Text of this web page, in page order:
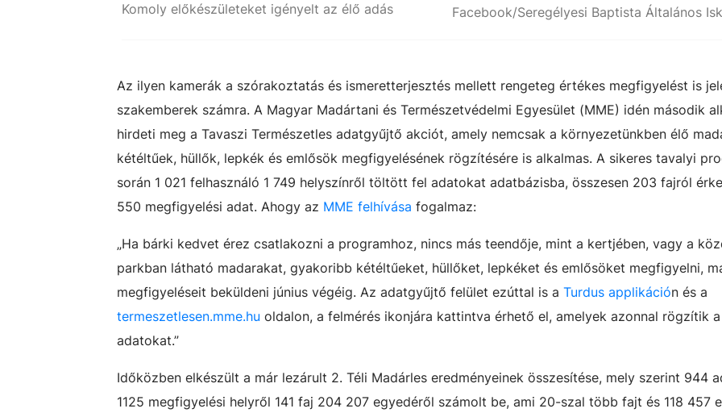
Komoly előkészületeket igényelt az élő adás
Az ilyen kamerák a szórakoztatás és ismeretterjesztés mellett rengeteg értékes megfigyelést is
szakemberek számra. A Magyar Madártani és Természetvédelmi Egyesület (MME) idén második
hirdeti meg a Tavaszi Természetles adatgyűjtő akciót, amely nemcsak a környezetünkben élő
kétéltűek, hüllők, lepkék és emlősök megfigyelésének rögzítésére is alkalmas. A sikeres tavalyi
során 1 021 felhasználó 1 749 helyszínről töltött fel adatokat adatbázisba, összesen 203 fajról
550 megfigyelési adat. Ahogy az MME felhívása fogalmaz:
„Ha bárki kedvet érez csatlakozni a programhoz, nincs más teendője, mint a kertjében, vagy a
parkban látható madarakat, gyakoribb kétéltűeket, hüllőket, lepkéket és emlősöket megfigyelni,
megfigyeléseit beküldeni június végéig. Az adatgyűjtő felület ezúttal is a Turdus applikáción és a
termeszetlesen.mme.hu oldalon, a felmérés ikonjára kattintva érhető el, amelyek azonnal rögzítik
adatokat.”
Időközben elkészült a már lezárult 2. Téli Madárles eredményeinek összesítése, mely szerint 944
1125 megfigyelési helyről 141 faj 204 207 egyedéről számolt be, ami 20-szal több fajt és 118 457